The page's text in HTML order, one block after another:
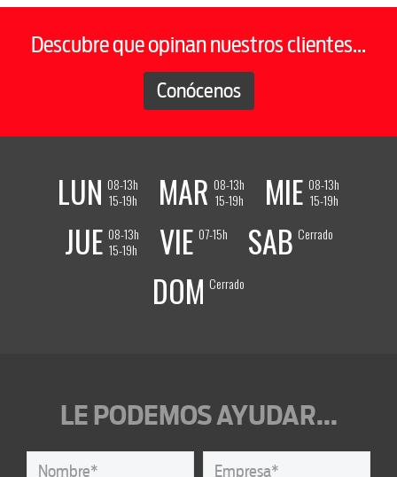
Descubre que opinan nuestros clientes...
Conócenos
LUN 08-13h
15-19h
MAR 08-13h
15-19h
MIE 08-13h
15-19h
JUE 08-13h
15-19h
VIE 07-15h SAB Cerrado
DOM Cerrado
LE PODEMOS AYUDAR...